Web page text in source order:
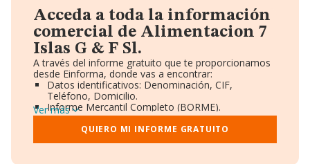
Acceda a toda la información
comercial de Alimentacion 7
Islas G & F Sl.
A través del informe gratuito que te proporcionamos
desde Einforma, donde vas a encontrar:
Datos identificativos: Denominación, CIF,
Teléfono, Domicilio.
Informe Mercantil Completo (BORME).
Gráficos de Evolución Ventas y Empleados.
Consejo de Administración y Administradores.
Directivos y Ejecutivos.
Ver más
QUIERO MI INFORME GRATUITO